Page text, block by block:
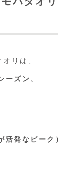
リは、
ーズン 。
発なピーク